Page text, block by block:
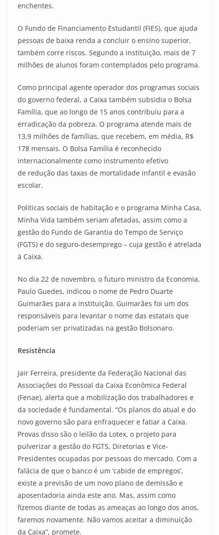
enchentes.
O Fundo de Financiamento Estudantil (FIES), que ajuda
pessoas de baixa renda a concluir o ensino superior,
também corre riscos. Segundo a instituição, mais de 7
milhões de alunos foram contemplados pelo programa.
Como principal agente operador dos programas sociais
do governo federal, a Caixa também subsidia o Bolsa
Família, que ao longo de 15 anos contribuiu para a
erradicação da pobreza. O programa atende mais de
13,9 milhões de famílias, que recebem, em média, R$
178 mensais. O Bolsa Família é reconhecido
internacionalmente como instrumento efetivo
de redução das taxas de mortalidade infantil e evasão
escolar.
Políticas sociais de habitação e o programa Minha Casa,
Minha Vida também seriam afetadas, assim como a
gestão do Fundo de Garantia do Tempo de Serviço
(FGTS) e do seguro-desemprego – cuja gestão é atrelada
à Caixa.
No dia 22 de novembro, o futuro ministro da Economia,
Paulo Guedes, indicou o nome de Pedro Duarte
Guimarães para a instituição. Guimarães foi um dos
responsáveis para levantar o nome das estatais que
poderiam ser privatizadas na gestão Bolsonaro.
Resistência
Jair Ferreira, presidente da Federação Nacional das
Associações do Pessoal da Caixa Econômica Federal
(Fenae), alerta que a mobilização dos trabalhadores e
da sociedade é fundamental. “Os planos do atual e do
novo governo são para enfraquecer e fatiar a Caixa.
Provas disso são o leilão da Lotex, o projeto para
pulverizar a gestão do FGTS, Diretorias e Vice-
Presidentes ocupadas por pessoas do mercado. Com a
falácia de que o banco é um ‘cabide de empregos’,
existe a previsão de um novo plano de demissão e
aposentadoria ainda este ano. Mas, assim como
fizemos diante de todas as ameaças ao longo dos anos,
faremos novamente. Não vamos aceitar a diminuição
da Caixa”, promete.